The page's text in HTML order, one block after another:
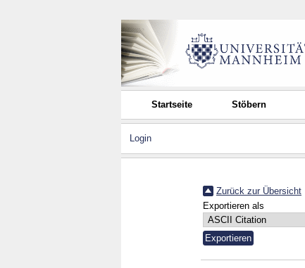
Startseite Stöbern
Login
Zurück zur Übersicht
Exportieren als